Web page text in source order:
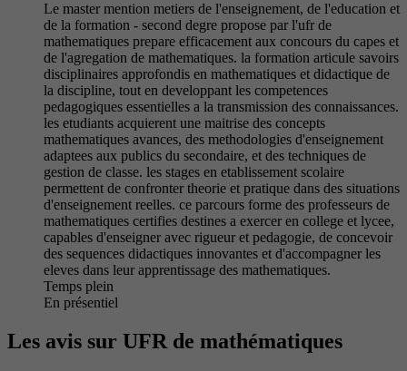
Le master mention metiers de l'enseignement, de l'education et
de la formation - second degre propose par l'ufr de
mathematiques prepare efficacement aux concours du capes et
de l'agregation de mathematiques. la formation articule savoirs
disciplinaires approfondis en mathematiques et didactique de
la discipline, tout en developpant les competences
pedagogiques essentielles a la transmission des connaissances.
les etudiants acquierent une maitrise des concepts
mathematiques avances, des methodologies d'enseignement
adaptees aux publics du secondaire, et des techniques de
gestion de classe. les stages en etablissement scolaire
permettent de confronter theorie et pratique dans des situations
d'enseignement reelles. ce parcours forme des professeurs de
mathematiques certifies destines a exercer en college et lycee,
capables d'enseigner avec rigueur et pedagogie, de concevoir
des sequences didactiques innovantes et d'accompagner les
eleves dans leur apprentissage des mathematiques.
Temps plein
En présentiel
Les avis sur UFR de mathématiques